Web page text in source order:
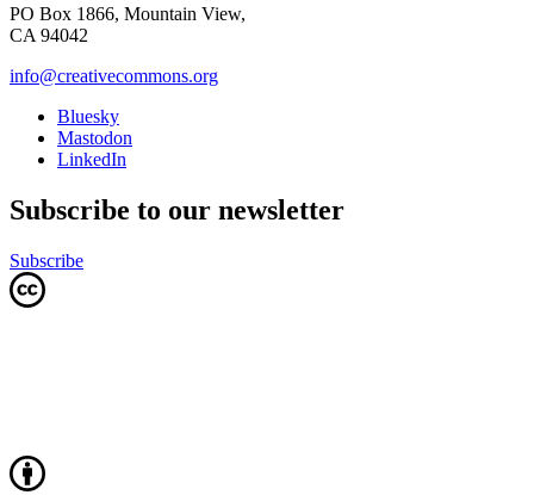
PO Box 1866, Mountain View,
CA 94042
info@creativecommons.org
Bluesky
Mastodon
LinkedIn
Subscribe to our newsletter
Subscribe